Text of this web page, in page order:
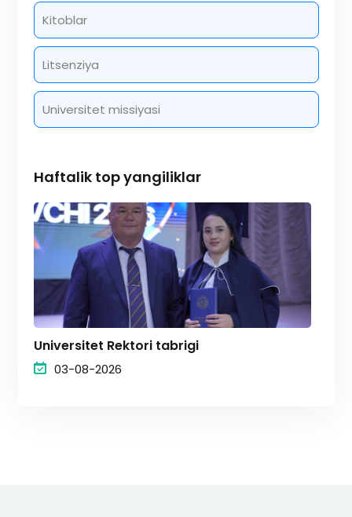
Kitoblar
Litsenziya
Universitet missiyasi
Haftalik top yangiliklar
Universitet Rektori tabrigi
03-08-2026